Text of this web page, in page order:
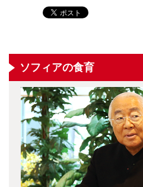
ソフィアの食育